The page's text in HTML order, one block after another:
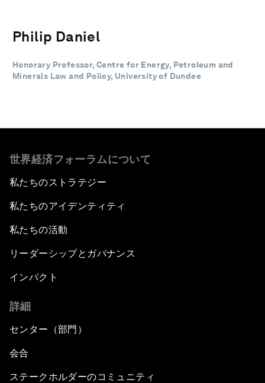
Philip Daniel
Honorary Professor, Centre for Energy, Petroleum and
Minerals Law and Policy, University of Dundee
世界経済フォーラムについて
私たちのストラテジー
私たちのアイデンティティ
私たちの活動
リーダーシップとガバナンス
インパクト
詳細
センター（部門）
会合
ステークホルダーのコミュニティ